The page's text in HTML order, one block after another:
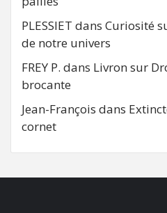
PLESSIET dans Curiosité
de notre univers
FREY P. dans Livron sur
brocante
Jean-François dans
cornet